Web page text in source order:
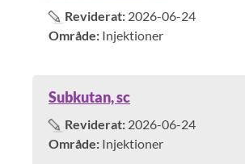
Reviderat: 2026-06-24
Område: Injektioner
Subkutan, sc
Reviderat: 2026-06-24
Område: Injektioner